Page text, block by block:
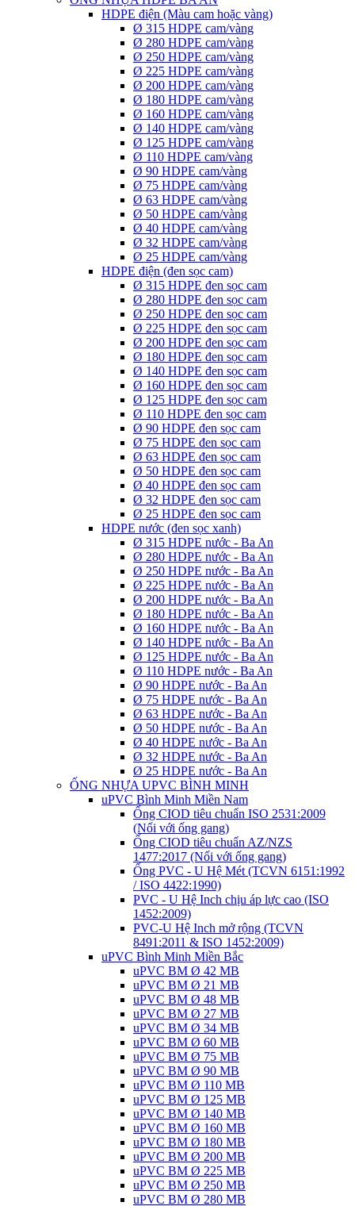
HDPE điện (Màu cam hoặc vàng)
Ø 315 HDPE cam/vàng
Ø 280 HDPE cam/vàng
Ø 250 HDPE cam/vàng
Ø 225 HDPE cam/vàng
Ø 200 HDPE cam/vàng
Ø 180 HDPE cam/vàng
Ø 160 HDPE cam/vàng
Ø 140 HDPE cam/vàng
Ø 125 HDPE cam/vàng
Ø 110 HDPE cam/vàng
Ø 90 HDPE cam/vàng
Ø 75 HDPE cam/vàng
Ø 63 HDPE cam/vàng
Ø 50 HDPE cam/vàng
Ø 40 HDPE cam/vàng
Ø 32 HDPE cam/vàng
Ø 25 HDPE cam/vàng
HDPE điện (đen sọc cam)
Ø 315 HDPE đen sọc cam
Ø 280 HDPE đen sọc cam
Ø 250 HDPE đen sọc cam
Ø 225 HDPE đen sọc cam
Ø 200 HDPE đen sọc cam
Ø 180 HDPE đen sọc cam
Ø 140 HDPE đen sọc cam
Ø 160 HDPE đen sọc cam
Ø 125 HDPE đen sọc cam
Ø 110 HDPE đen sọc cam
Ø 90 HDPE đen sọc cam
Ø 75 HDPE đen sọc cam
Ø 63 HDPE đen sọc cam
Ø 50 HDPE đen sọc cam
Ø 40 HDPE đen sọc cam
Ø 32 HDPE đen sọc cam
Ø 25 HDPE đen sọc cam
HDPE nước (đen sọc xanh)
Ø 315 HDPE nước - Ba An
Ø 280 HDPE nước - Ba An
Ø 250 HDPE nước - Ba An
Ø 225 HDPE nước - Ba An
Ø 200 HDPE nước - Ba An
Ø 180 HDPE nước - Ba An
Ø 160 HDPE nước - Ba An
Ø 140 HDPE nước - Ba An
Ø 125 HDPE nước - Ba An
Ø 110 HDPE nước - Ba An
Ø 90 HDPE nước - Ba An
Ø 75 HDPE nước - Ba An
Ø 63 HDPE nước - Ba An
Ø 50 HDPE nước - Ba An
Ø 40 HDPE nước - Ba An
Ø 32 HDPE nước - Ba An
Ø 25 HDPE nước - Ba An
ỐNG NHỰA UPVC BÌNH MINH
uPVC Bình Minh Miền Nam
Ống CIOD tiêu chuẩn ISO 2531:2009
(Nối với ống gang)
Ống CIOD tiêu chuẩn AZ/NZS
1477:2017 (Nối với ống gang)
Ống PVC - U Hệ Mét (TCVN 6151:1992
/ ISO 4422:1990)
PVC - U Hệ Inch chịu áp lực cao (ISO
1452:2009)
PVC-U Hệ Inch mở rộng (TCVN
8491:2011 & ISO 1452:2009)
uPVC Bình Minh Miền Bắc
uPVC BM Ø 42 MB
uPVC BM Ø 21 MB
uPVC BM Ø 48 MB
uPVC BM Ø 27 MB
uPVC BM Ø 34 MB
uPVC BM Ø 60 MB
uPVC BM Ø 75 MB
uPVC BM Ø 90 MB
uPVC BM Ø 110 MB
uPVC BM Ø 125 MB
uPVC BM Ø 140 MB
uPVC BM Ø 160 MB
uPVC BM Ø 180 MB
uPVC BM Ø 200 MB
uPVC BM Ø 225 MB
uPVC BM Ø 250 MB
uPVC BM Ø 280 MB